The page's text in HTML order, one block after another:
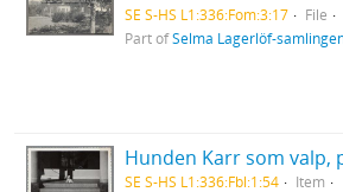
SE S-HS L1:336:Fom:3:17 File
Part ofSelma Lagerlöf-
SE S-HS L1:336:Fbl:1:54
Item